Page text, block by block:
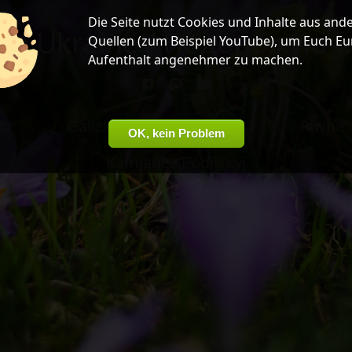
Ukraine /
Galizien Bukowyna
Die Seite nutzt Cookies und Inhalte aus
Quellen (zum Beispiel YouTube), um Euch
Aufenthalt angenehmer zu machen.
OK, kein Problem